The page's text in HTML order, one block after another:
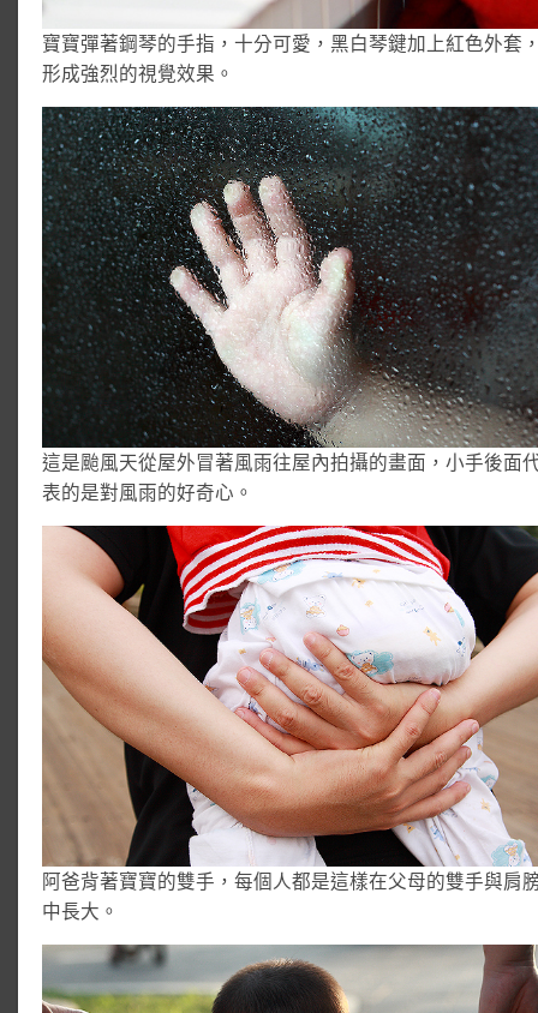
寶寶彈著鋼琴的手指，十分可愛，黑白琴鍵加上紅色外套
形成強烈的視覺效果。
這是颱風天從屋外冒著風雨往屋內拍攝的畫面，小手後面
表的是對風雨的好奇心。
阿爸背著寶寶的雙手，每個人都是這樣在父母的雙手與肩
中長大。